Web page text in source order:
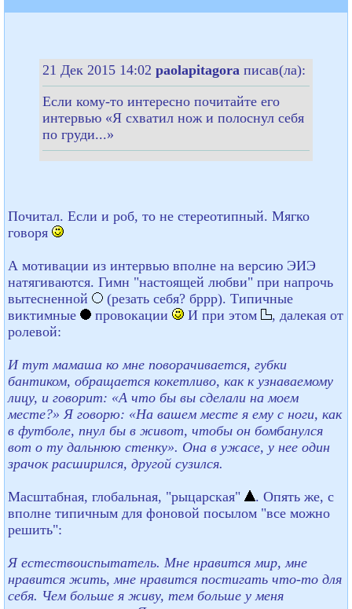
21 Дек 2015 14:02 paolapitagora писав(ла):
Если кому-то интересно почитайте его
интервью «Я схватил нож и полоснул себя
по груди...»
Почитал. Если и роб, то не стереотипный. Мягко
говоря
А мотивации из интервью вполне на версию ЭИЭ
натягиваются. Гимн "настоящей любви" при напрочь
вытесненной
(резать себя? бррр). Типичные
виктимные
провокации И при этом
, далекая от
ролевой:
И тут мамаша ко мне поворачивается, губки
бантиком, обращается кокетливо, как к узнаваемому
лицу, и говорит: «А что бы вы сделали на моем
месте?» Я говорю: «На вашем месте я ему с ноги, как
в футболе, пнул бы в живот, чтобы он бомбанулся
вот о ту дальнюю стенку». Она в ужасе, у нее один
зрачок расширился, другой сузился.
Масштабная, глобальная, "рыцарская"
. Опять же, с
вполне типичным для фоновой посылом "все можно
решить":
Я естествоиспытатель. Мне нравится мир, мне
нравится жить, мне нравится постигать что-то для
себя. Чем больше я живу, тем больше у меня